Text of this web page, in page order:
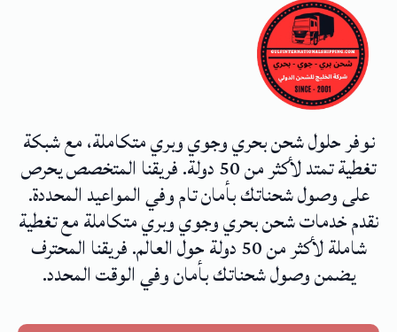
نوفر حلول شحن بحري وجوي وبري متكاملة، مع شبكة
تغطية تمتد لأكثر من 50 دولة. فريقنا المتخصص يحرص
على وصول شحناتك بأمان تام وفي المواعيد المحددة.
نقدم خدمات شحن بحري وجوي وبري متكاملة مع تغطية
شاملة لأكثر من 50 دولة حول العالم. فريقنا المحترف
يضمن وصول شحناتك بأمان وفي الوقت المحدد.